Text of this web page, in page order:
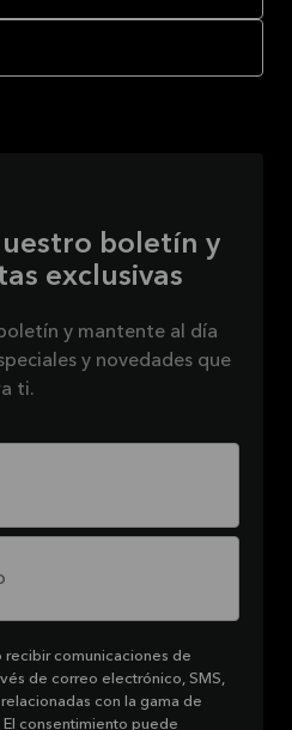
boletín y
exclusivas
y mantente al día
y novedades que
ti.
recibir comunicaciones de
de correo electrónico, SMS,
con la gama de
consentimiento puede